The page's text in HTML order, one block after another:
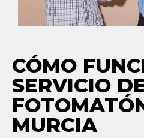
CÓMO
SERVICIO
MURCIA